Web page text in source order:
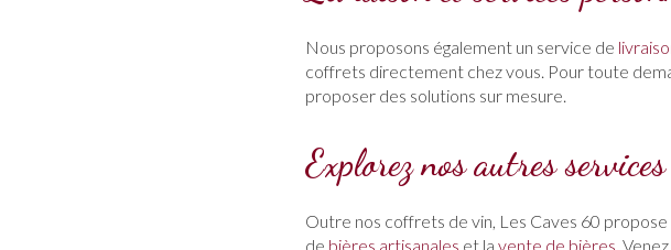
Nous proposons également un service de
coffrets directement chez vous. Pour toute
proposer des solutions sur mesure.
Explorez nos autres services
Outre nos coffrets de vin, Les Caves 60
de bières artisanales et la vente de bières.